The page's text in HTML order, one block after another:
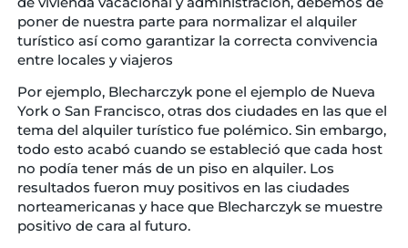
poner de nuestra parte para normalizar el alquiler
turístico así como garantizar la correcta convivencia
entre locales y viajeros
Por ejemplo, Blecharczyk pone el ejemplo de Nueva
York o San Francisco, otras dos ciudades en las que el
tema del alquiler turístico fue polémico. Sin embargo,
todo esto acabó cuando se estableció que cada host
no podía tener más de un piso en alquiler. Los
resultados fueron muy positivos en las ciudades
norteamericanas y hace que Blecharczyk se muestre
positivo de cara al futuro.